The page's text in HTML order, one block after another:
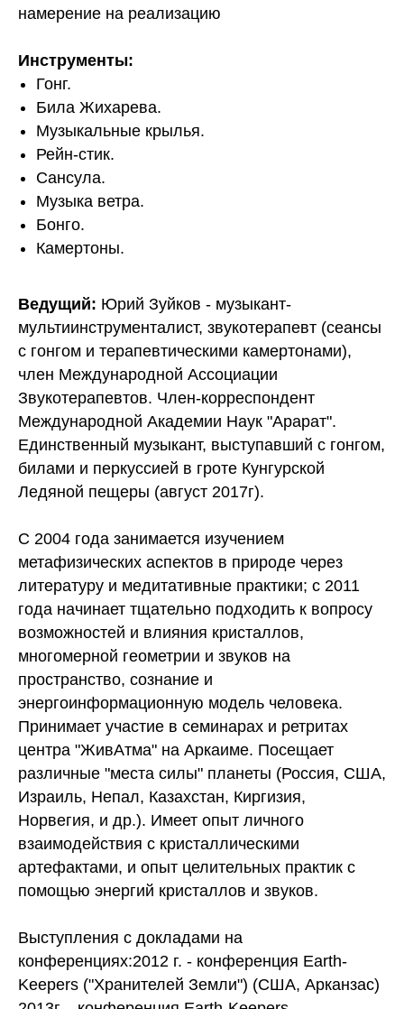
намерение на реализацию
Инструменты:
Гонг.
Била Жихарева.
Музыкальные крылья.
Рейн-стик.
Сансула.
Музыка ветра.
Бонго.
Камертоны.
Ведущий: Юрий Зуйков - музыкант-
мультиинструменталист, звукотерапевт (сеансы
с гонгом и терапевтическими камертонами),
член Международной Ассоциации
Звукотерапевтов. Член-корреспондент
Международной Академии Наук "Арарат".
Единственный музыкант, выступавший с гонгом,
билами и перкуссией в гроте Кунгурской
Ледяной пещеры (август 2017г).
С 2004 года занимается изучением
метафизических аспектов в природе через
литературу и медитативные практики; с 2011
года начинает тщательно подходить к вопросу
возможностей и влияния кристаллов,
многомерной геометрии и звуков на
пространство, сознание и
энергоинформационную модель человека.
Принимает участие в семинарах и ретритах
центра "ЖивАтма" на Аркаиме. Посещает
различные "места силы" планеты (Россия, США,
Израиль, Непал, Казахстан, Киргизия,
Норвегия, и др.). Имеет опыт личного
взаимодействия с кристаллическими
артефактами, и опыт целительных практик с
помощью энергий кристаллов и звуков.
Выступления с докладами на
конференциях:2012 г. - конференция Earth-
Keepers ("Хранителей Земли") (США, Арканзас)